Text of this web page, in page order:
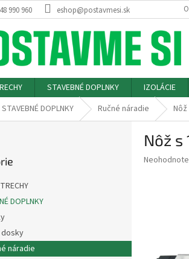
990 960 eshop@postavmesi.sk
STAVEBNÉ DOPLNKY IZOLÁCIE
STAVEBNÉ DOPLNKY Ručné náradie
DOPLNKY
dosky
náradie
Nôž
Priemerné